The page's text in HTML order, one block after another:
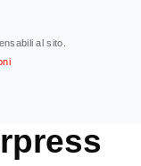
MENUal sito.